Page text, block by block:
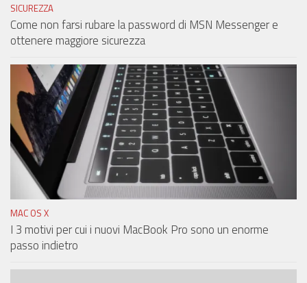
SICUREZZA
Come non farsi rubare la password di MSN Messenger e
ottenere maggiore sicurezza
MAC OS X
I 3 motivi per cui i nuovi MacBook Pro sono un enorme
passo indietro